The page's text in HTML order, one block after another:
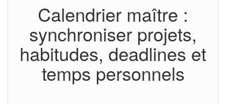
Calendrier maître :
synchroniser projets,
habitudes, deadlines et
temps personnels